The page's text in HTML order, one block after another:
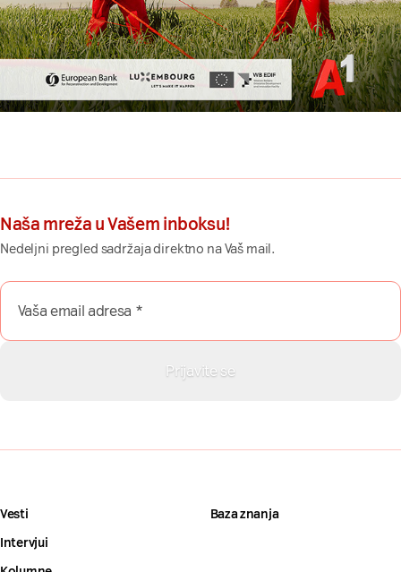
Naša mreža u Vašem inboksu!
Nedeljni pregled sadržaja direktno na Vaš mail.
Vesti
Intervjui
Baza znanja